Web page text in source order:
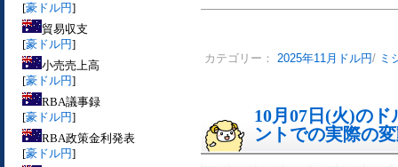
[豪ドル円]
貿易収支
[豪ドル円]
小売売上高
[豪ドル円]
RBA議事録
[豪ドル円]
RBA政策金利発表
[豪ドル円]
カテゴリー： 2025年11月ドル円/ ミ
10月07日(火)の
ントでの実際の